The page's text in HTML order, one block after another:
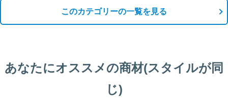
このカテゴリーの一覧を見る
あなたにオススメの商材(スタイルが同
じ)